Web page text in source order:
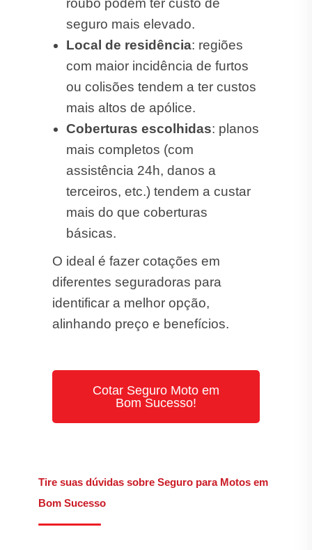
roubo podem ter custo de
seguro mais elevado.
Local de residência: regiões
com maior incidência de furtos
ou colisões tendem a ter custos
mais altos de apólice.
Coberturas escolhidas: planos
mais completos (com
assistência 24h, danos a
terceiros, etc.) tendem a custar
mais do que coberturas
básicas.
O ideal é fazer cotações em
diferentes seguradoras para
identificar a melhor opção,
alinhando preço e benefícios.
Cotar Seguro Moto em
Bom Sucesso!
Tire suas dúvidas sobre Seguro para Motos em
Bom Sucesso